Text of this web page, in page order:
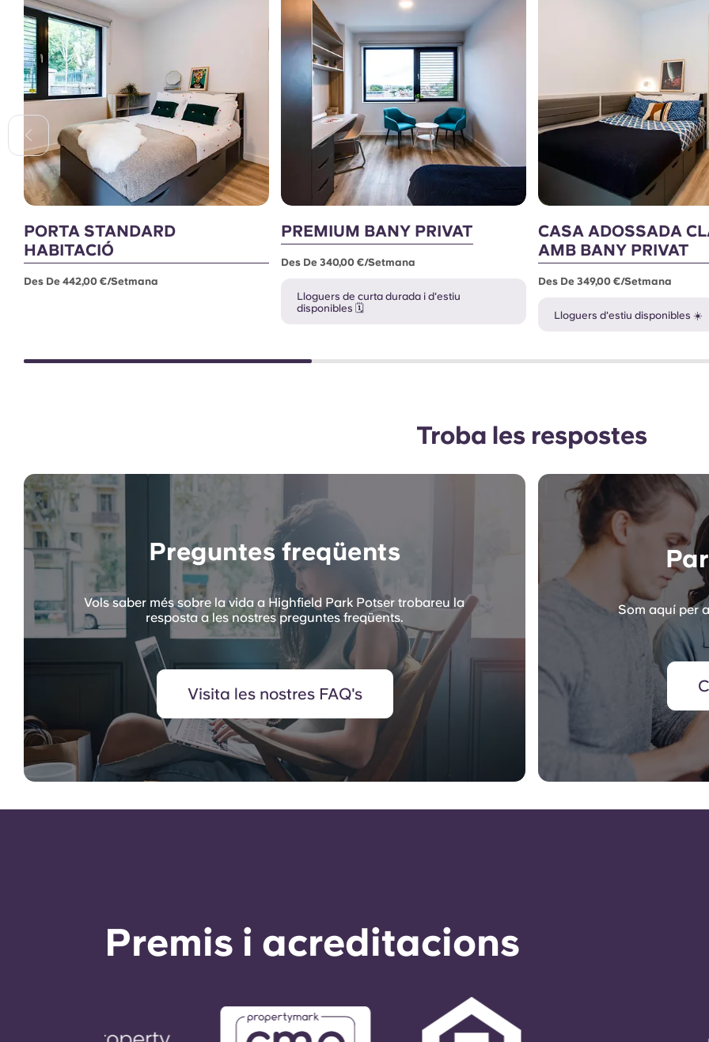
PORTA STANDARD
HABITACIÓ
Des De 442,00 €/setmana
PREMIUM BANY PRIVAT
Des De 340,00 €/setmana
Lloguers de curta durada i d'estiu
disponibles 🗓️
CASA ADOSSADA
AMB BANY PRIVAT
Des De 349,00 €/setmana
Lloguers d'estiu disponibles ☀️
Troba les respostes
Preguntes freqüents
Vols saber més sobre la vida a Highfield Park Potser trobareu la
resposta a les nostres preguntes freqüents.
Visita les nostres FAQ's
Som aquí per
Premis i acreditacions